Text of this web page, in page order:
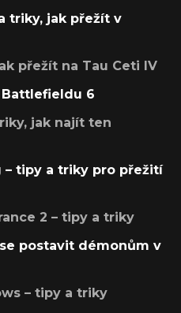
triky, jak přežít v
přežít na Tau Ceti IV
6
jak najít ten
– tipy a triky pro přežití
2 – tipy a triky
postavit démonům v
– tipy a triky